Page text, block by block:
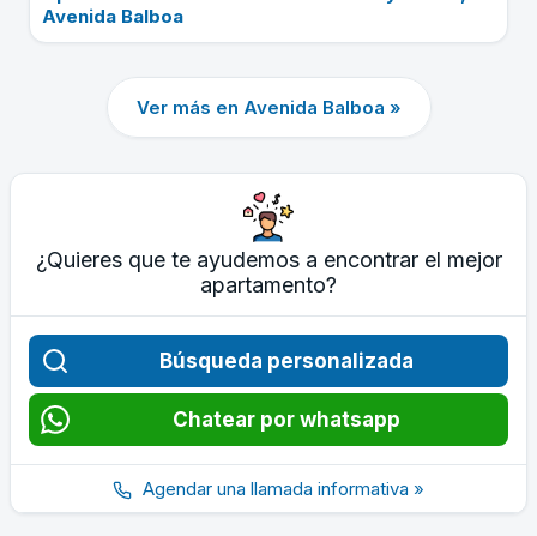
Avenida Balboa
Ver más en Avenida Balboa »
¿Quieres que te ayudemos a encontrar el mejor
apartamento?
Búsqueda personalizada
Chatear por whatsapp
Agendar una llamada informativa »